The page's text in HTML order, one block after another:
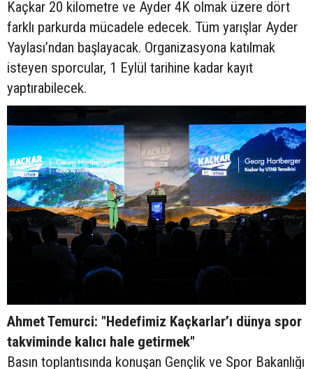
Kaçkar 20 kilometre ve Ayder 4K olmak üzere dört
farklı parkurda mücadele edecek. Tüm yarışlar Ayder
Yaylası’ndan başlayacak. Organizasyona katılmak
isteyen sporcular, 1 Eylül tarihine kadar kayıt
yaptırabilecek.
Ahmet Temurci: "Hedefimiz Kaçkarlar’ı dünya spor
takviminde kalıcı hale getirmek"
Basın toplantısında konuşan Gençlik ve Spor Bakanlığı